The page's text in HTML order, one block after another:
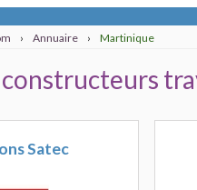
› Annuaire › Martinique
Satec